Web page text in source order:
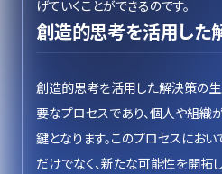
げていくことができるのです。
創造的思考を活用した
創造的思考を活用した解決策の
要なプロセスであり、個人や組
鍵となります。このプロセスにお
だけでなく、新たな可能性を開拓